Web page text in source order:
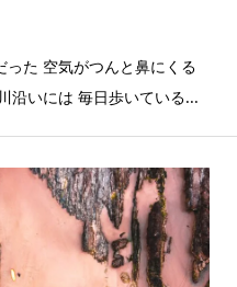
た 空気がつんと鼻にくる
沿いには 毎日歩いている...